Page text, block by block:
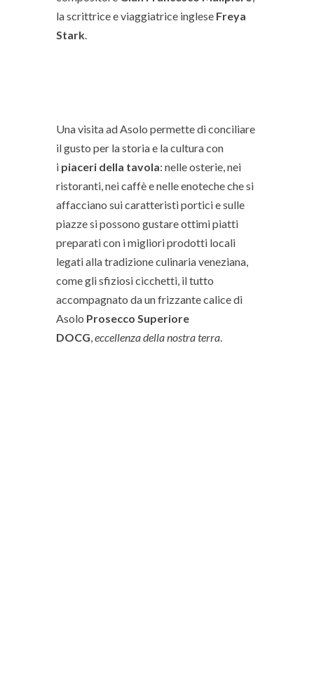
la scrittrice e viaggiatrice inglese Freya
Stark.
Una visita ad Asolo permette di conciliare
il gusto per la storia e la cultura con
i piaceri della tavola: nelle osterie, nei
ristoranti, nei caffè e nelle enoteche che si
affacciano sui caratteristi portici e sulle
piazze si possono gustare ottimi piatti
preparati con i migliori prodotti locali
legati alla tradizione culinaria veneziana,
come gli sfiziosi cicchetti, il tutto
accompagnato da un frizzante calice di
Asolo Prosecco Superiore
DOCG,eccellenza della nostra terra.